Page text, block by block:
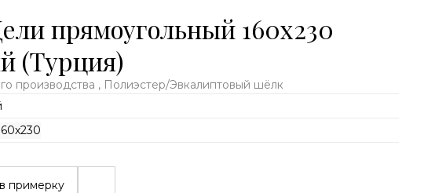
прямоугольный 160х230
(Турция)
производства , Полиэстер/Эвкалиптовый шёлк
примерку